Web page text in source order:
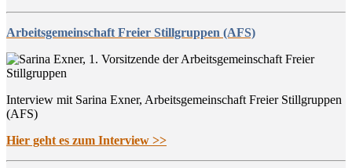
Arbeitsgemeinschaft Freier Stillgruppen (AFS)
Interview mit Sarina Exner, Arbeitsgemeinschaft Freier Stillgruppen
(AFS)
Hier geht es zum Interview >>